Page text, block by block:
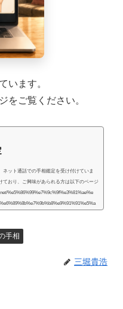
います。
をご覧ください。
ネット通話での手相鑑定を受け付けていま
ており、ご興味があられる方は以下のページ
%e5%86%99%e7%9c%9f%e3%81%ae%e
ったときに、人生で起こることには、想像
手相
三堀貴浩